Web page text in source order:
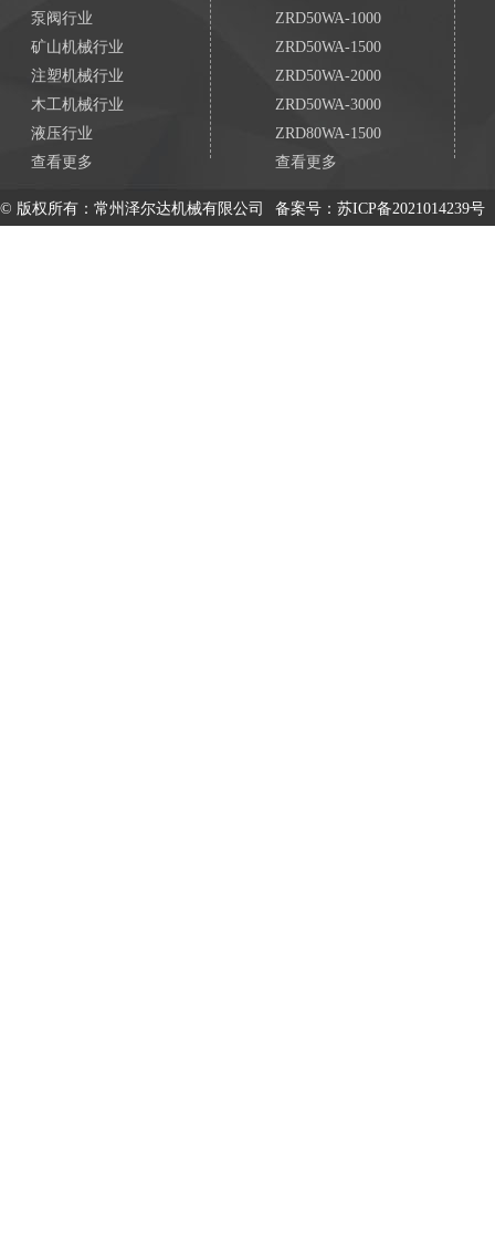
泵阀行业
矿山机械行业
注塑机械行业
木工机械行业
液压行业
查看更多
ZRD50WA-1000
ZRD50WA-1500
ZRD50WA-2000
ZRD50WA-3000
ZRD80WA-1500
查看更多
© 版权所有：常州泽尔达机械有限公司 备案号： 苏ICP备2021014239号